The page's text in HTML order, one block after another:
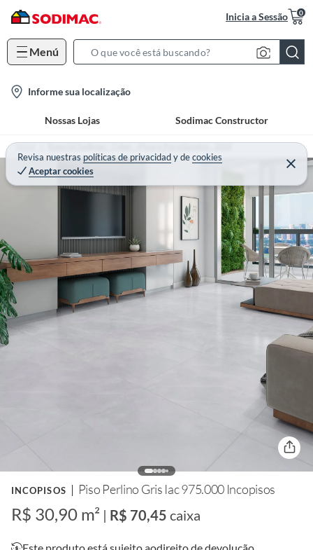
Inicia a Sessão 0
Menú
S
c
h
B
a
i
c
o
n
Informe sua localização
Nossas Lojas Sodimac Constructor
Revisa nuestras políticas de privacidadydecookies
Aceptar cookies
Home Especial Sodimac - Cyber - Pisos e Porcelanatos - 2024
INCOPISOS Piso Perlino Gris Iac 975.000 Incopisos
R$ 30,90 m² | R$ 70,45 caixa